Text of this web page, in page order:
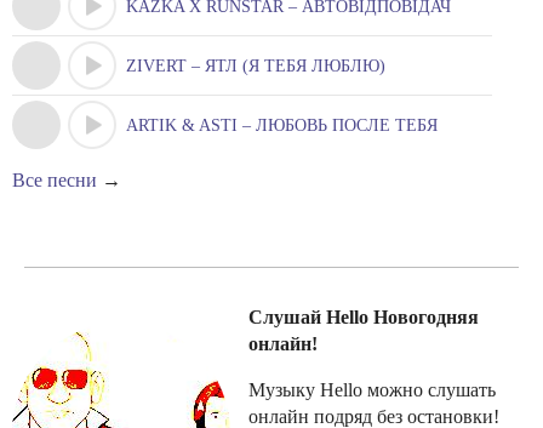
KAZKA X RUNSTAR – АВТОВІДПОВІДАЧ
ZIVERT – ЯТЛ (Я ТЕБЯ ЛЮБЛЮ)
ARTIK & ASTI – ЛЮБОВЬ ПОСЛЕ ТЕБЯ
Все песни →
Слушай Hello Новогодняя
онлайн!
Музыку Hello можно слушать
онлайн подряд без остановки!